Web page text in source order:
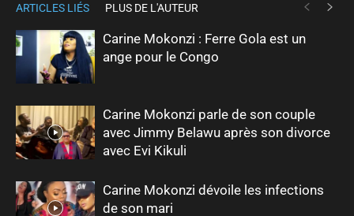
ARTICLES LIÉS PLUS DE L'AUTEUR
Carine Mokonzi : Ferre Gola est un
ange pour le Congo
Carine Mokonzi parle de son couple
avec Jimmy Belawu après son divorce
avec Evi Kikuli
Carine Mokonzi dévoile les infections
de son mari